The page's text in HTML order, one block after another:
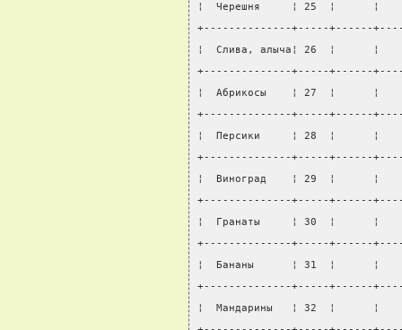
¦  Черешня     ¦ 25  ¦
+--------------+-----+------
¦  Слива, алыча¦ 26  ¦
+--------------+-----+------
¦  Абрикосы    ¦ 27  ¦
+--------------+-----+------
¦  Персики     ¦ 28  ¦
+--------------+-----+------
¦  Виноград    ¦ 29  ¦
+--------------+-----+------
¦  Гранаты     ¦ 30  ¦
+--------------+-----+------
¦  Бананы      ¦ 31  ¦
+--------------+-----+------
¦  Мандарины   ¦ 32  ¦